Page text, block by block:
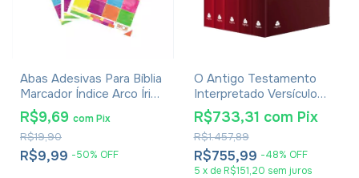
Abas Adesivas Para Bíblia
Marcador Índice Arco Íris
Pacote Com 3
R$9,99 -50% OFF
R$19,90
R$9,69 comPix
O Antigo Testamento
Interpretado Versículo
Por Versículo 5 Volumes -
R. N. Champlin
R$755,99 -48% OFF
R$1.457,89
R$733,31 com Pix
5 x de R$151,20 sem juros